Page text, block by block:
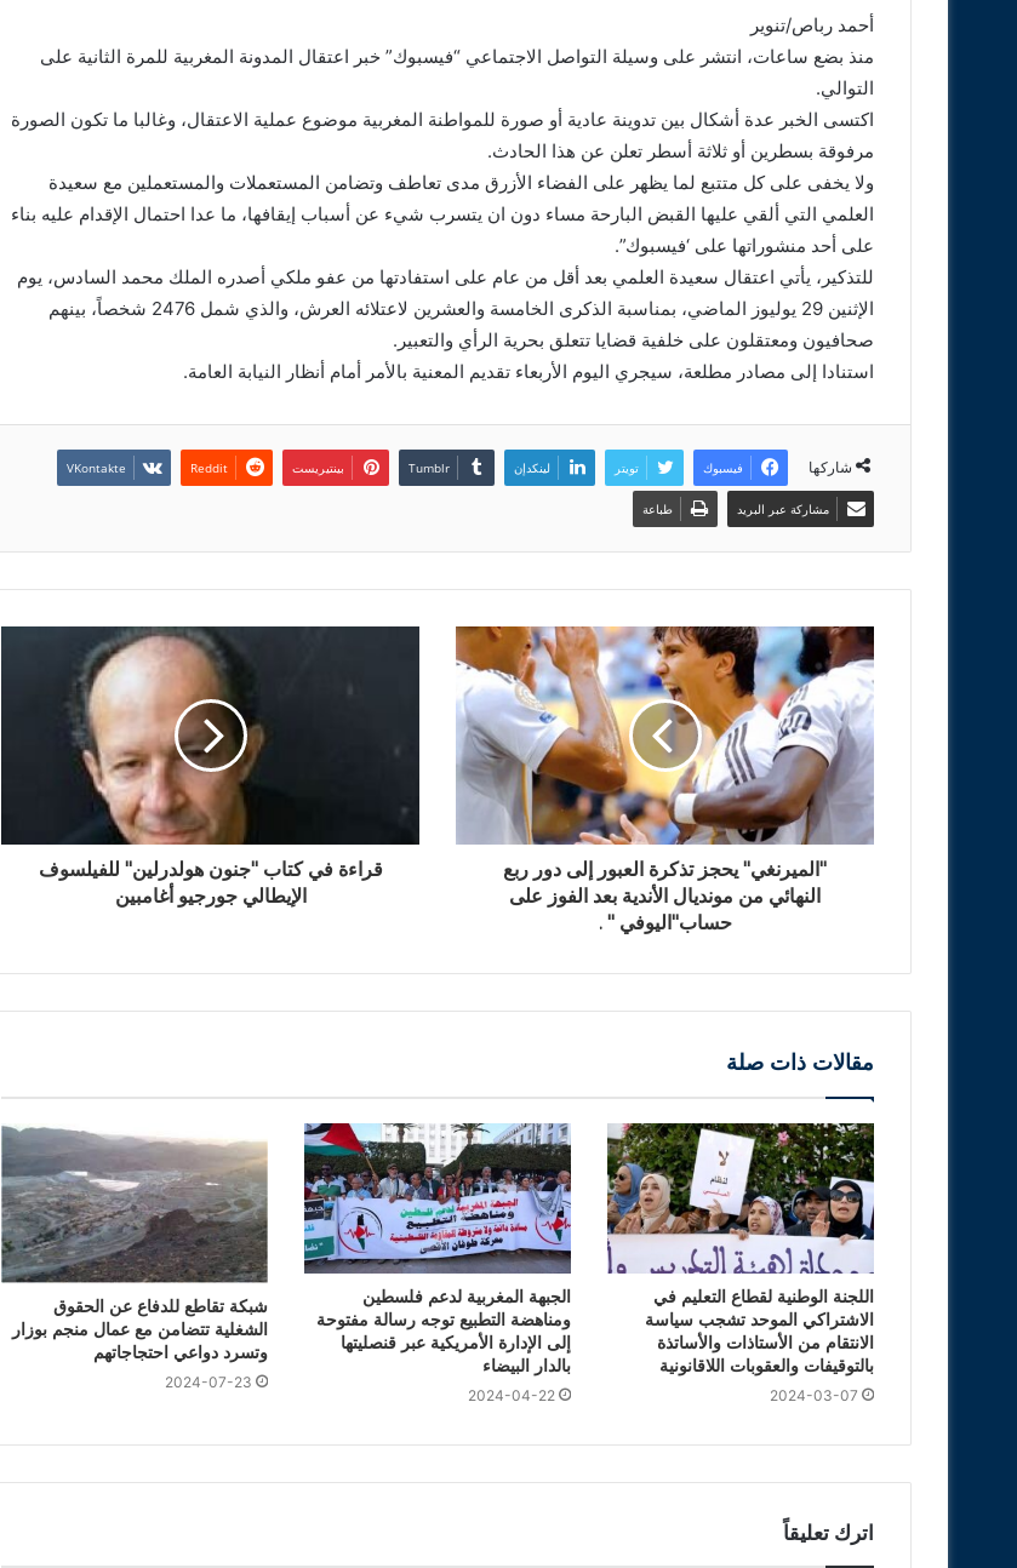
أحمد رباص/تنوير
منذ بضع ساعات، انتشر على وسيلة التواصل الاجتماعي “فيسبوك” خبر اعتقال المدونة المغربية للمرة الثانية على
التوالي.
اكتسى الخبر عدة أشكال بين تدوينة عادية أو صورة للمواطنة المغربية موضوع عملية الاعتقال، وغالبا ما تكون الصورة
مرفوقة بسطرين أو ثلاثة أسطر تعلن عن هذا الحادث.
ولا يخفى على كل متتبع لما يظهر على الفضاء الأزرق مدى تعاطف وتضامن المستعملات والمستعملين مع سعيدة
العلمي التي ألقي عليها القبض البارحة مساء دون ان يتسرب شيء عن أسباب إيقافها، ما عدا احتمال الإقدام عليه بناء
على أحد منشوراتها على ‘فيسبوك”.
للتذكير، يأتي اعتقال سعيدة العلمي بعد أقل من عام على استفادتها من عفو ملكي أصدره الملك محمد السادس، يوم
الإثنين 29 يوليوز الماضي، بمناسبة الذكرى الخامسة والعشرين لاعتلائه العرش، والذي شمل 2476 شخصاً، بينهم
صحافيون ومعتقلون على خلفية قضايا تتعلق بحرية الرأي والتعبير.
استنادا إلى مصادر مطلعة، سيجري اليوم الأربعاء تقديم المعنية بالأمر أمام أنظار النيابة العامة.
شاركها فيسبوك تويتر لينكدإن بينتيريست
مشاركة عبر البريد طباعة
"الميرنغي" يحجز تذكرة العبور إلى دور ربع
النهائي من مونديال الأندية بعد الفوز على
حساب"اليوفي " .
قراءة في كتاب "جنون هولدرلين" للفيلسوف
الإيطالي جورجيو أغامبين
مقالات ذات صلة
اللجنة الوطنية لقطاع التعليم في
الاشتراكي الموحد تشجب سياسة
الانتقام من الأستاذات والأساتذة
بالتوقيفات والعقوبات اللاقانونية
2024-03-07
الجبهة المغربية لدعم فلسطين
ومناهضة التطبيع توجه رسالة مفتوحة
إلى الإدارة الأمريكية عبر قنصليتها
بالدار البيضاء
2024-04-22
شبكة تقاطع للدفاع عن الحقوق
الشغلية تتضامن مع عمال منجم بوزار
وتسرد دواعي احتجاجاتهم
2024-07-23
اترك تعليقاً